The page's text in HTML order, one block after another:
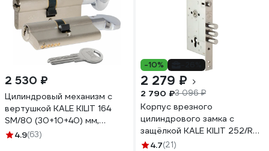
2 530 ₽
Цилиндровый механизм с
вертушкой KALE KILIT 164
SM/80 (30+10+40) мм,
никель, 5 кл. 25571
4.9(63)
-10%
2 279 ₽
2 790 ₽3 096 ₽
Корпус врезного
цилиндрового замка с
защёлкой KALE KILIT 252/R
w/b 1121
4.7(21)